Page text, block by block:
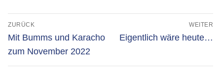
Beitragsnavigation
ZURÜCK
Vorheriger
Beitrag:
Mit Bumms und Karacho
zum November 2022
WEITER
Nächster
Eigentlich wäre heute…